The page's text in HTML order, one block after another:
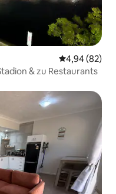
4,94 (82)
& zu Restaurants